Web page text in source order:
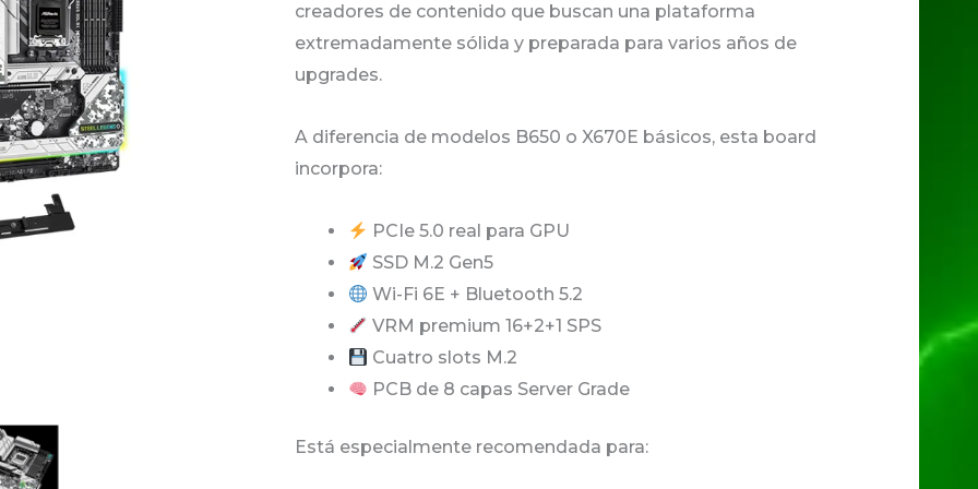
creadores de contenido que buscan una plataforma
extremadamente sólida y preparada para varios años de
upgrades.
A diferencia de modelos B650 o X670E básicos, esta board
incorpora:
PCIe 5.0 real para GPU
SSD M.2 Gen5
Wi-Fi 6E + Bluetooth 5.2
VRM premium 16+2+1 SPS
Cuatro slots M.2
PCB de 8 capas Server Grade
Está especialmente recomendada para:
RYZEN
AMD
7000